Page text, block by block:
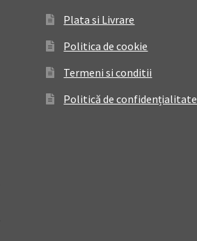
Plata si Livrare
Politica de cookie
Termeni si conditii
Politică de confidențialitate